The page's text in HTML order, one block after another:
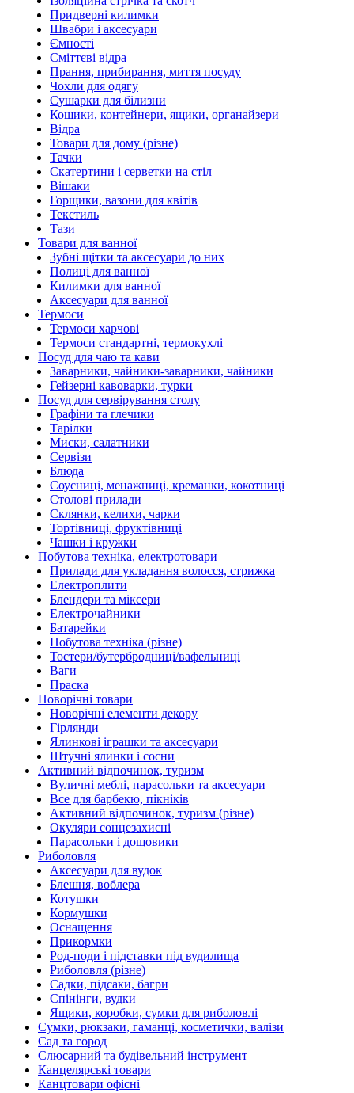
Придверні килимки
Швабри і аксесуари
Ємності
Сміттєві відра
Прання, прибирання, миття посуду
Чохли для одягу
Сушарки для білизни
Кошики, контейнери, ящики, органайзери
Відра
Товари для дому (різне)
Тачки
Скатертини і серветки на стіл
Вішаки
Горщики, вазони для квітів
Текстиль
Тази
Товари для ванної
Зубні щітки та аксесуари до них
Полиці для ванної
Килимки для ванної
Аксесуари для ванної
Термоси
Термоси харчові
Термоси стандартні, термокухлі
Посуд для чаю та кави
Заварники, чайники-заварники, чайники
Гейзерні кавоварки, турки
Посуд для сервірування столу
Графіни та глечики
Тарілки
Миски, салатники
Сервізи
Блюда
Соусниці, менажниці, креманки, кокотниці
Столові прилади
Склянки, келихи, чарки
Тортівниці, фруктівниці
Чашки і кружки
Побутова техніка, електротовари
Прилади для укладання волосся, стрижка
Електроплити
Блендери та міксери
Електрочайники
Батарейки
Побутова техніка (різне)
Тостери/бутербродниці/вафельниці
Ваги
Праска
Новорічні товари
Новорічні елементи декору
Гірлянди
Ялинкові іграшки та аксесуари
Штучні ялинки і сосни
Активний відпочинок, туризм
Вуличні меблі, парасольки та аксесуари
Все для барбекю, пікніків
Активний відпочинок, туризм (різне)
Окуляри сонцезахисні
Парасольки і дощовики
Риболовля
Аксесуари для вудок
Блешня, воблера
Котушки
Кормушки
Оснащення
Прикормки
Род-поди і підставки під вудилища
Риболовля (різне)
Садки, підсаки, багри
Спінінги, вудки
Ящики, коробки, сумки для риболовлі
Сумки, рюкзаки, гаманці, косметички, валізи
Сад та город
Слюсарний та будівельний інструмент
Канцелярські товари
Канцтовари офісні